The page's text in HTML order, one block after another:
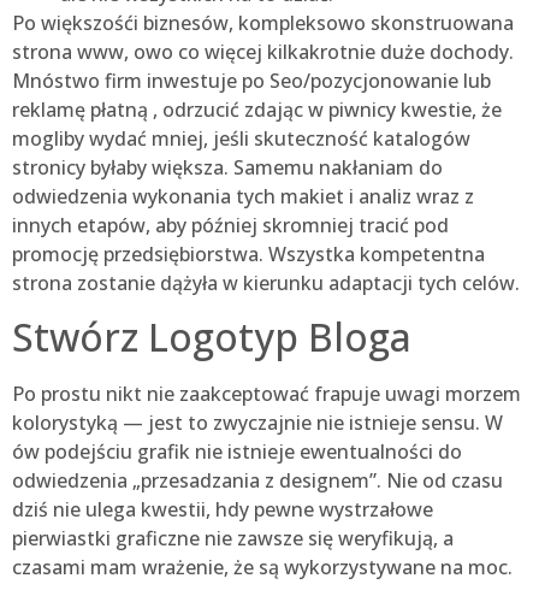
Po większośći biznesów, kompleksowo skonstruowana
strona www, owo co więcej kilkakrotnie duże dochody.
Mnóstwo firm inwestuje po Seo/pozycjonowanie lub
reklamę płatną , odrzucić zdając w piwnicy kwestie, że
mogliby wydać mniej, jeśli skuteczność katalogów
stronicy byłaby większa. Samemu nakłaniam do
odwiedzenia wykonania tych makiet i analiz wraz z
innych etapów, aby później skromniej tracić pod
promocję przedsiębiorstwa. Wszystka kompetentna
strona zostanie dążyła w kierunku adaptacji tych celów.
Stwórz Logotyp Bloga
Po prostu nikt nie zaakceptować frapuje uwagi morzem
kolorystyką — jest to zwyczajnie nie istnieje sensu. W
ów podejściu grafik nie istnieje ewentualności do
odwiedzenia „przesadzania z designem”. Nie od czasu
dziś nie ulega kwestii, hdy pewne wystrzałowe
pierwiastki graficzne nie zawsze się weryfikują, a
czasami mam wrażenie, że są wykorzystywane na moc.